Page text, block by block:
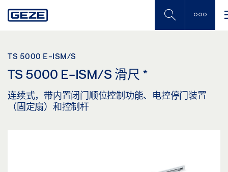
to
TS 5000 E-ISM/S
TS 5000 E-ISM/S 滑尺 *
连续式，带内置闭门顺位控制功能、电控停门装置
（固定扇）和控制杆